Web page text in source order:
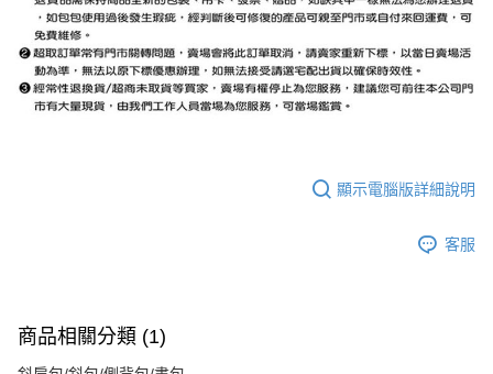
顯示電腦版詳細說明
客服
商品相關分類 (1)